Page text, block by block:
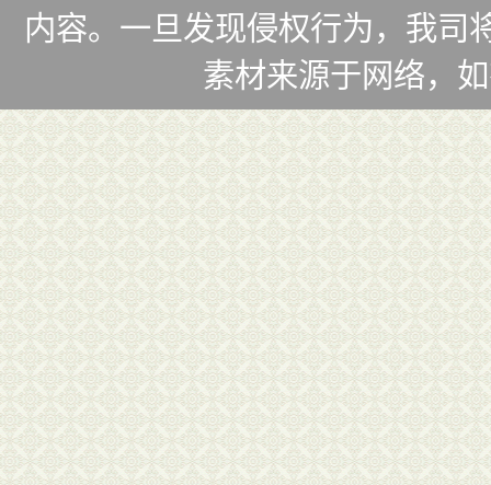
内容。一旦发现侵权行为，我司
素材来源于网络，